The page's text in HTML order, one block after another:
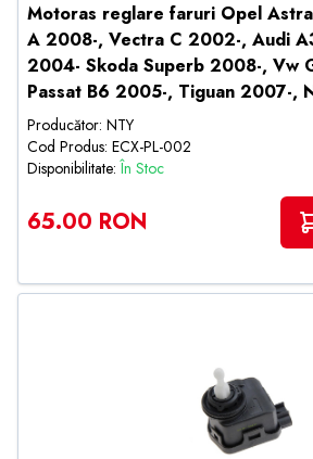
Motoras reglare faruri Opel
A 2008-, Vectra C 2002-, Audi
2004- Skoda Superb 2008-, Vw
Passat B6 2005-, Tiguan 2007-,
Producător: NTY
Cod Produs: ECX-PL-002
Disponibilitate:În Stoc
65.00 RON